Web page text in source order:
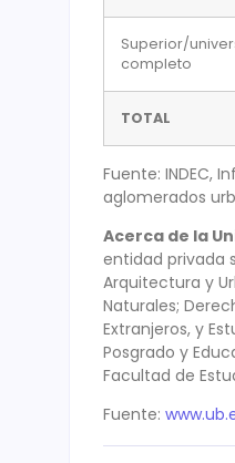
Superior/
completo
TOTAL
Fuente: INDEC,
aglomerados
Acerca de la
entidad privada
Arquitectura y
Naturales;
Extranjeros, y
Posgrado y
Facultad de
Fuente: